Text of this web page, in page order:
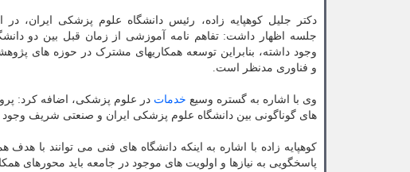
دکتر جلیل کوهپایه زاده، رئیس دانشگاه علوم پزشکی ایران، در
جلسه اظهار داشت: تفاهم نامه آموزشی از زمان قبل بین دو
وجود داشته، بنابراین توسعه همکاریهای مشترک در حوزه های
و فناوری مدنظر است.
وی با اشاره به گستره وسیع خدمات در علوم پزشکی، اضافه کرد:
های گوناگونی بین دانشگاه علوم پزشکی ایران و صنعتی شریف وجود
کوهپایه زاده با اشاره به اینکه دانشگاه های فنی می توانند با
پاسخگویی به نیازها و اولویت های موجود در جامعه باید محورهای